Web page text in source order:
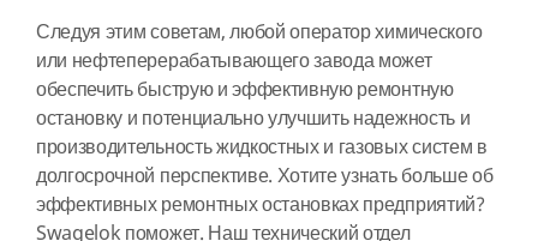
Следуя этим советам, любой оператор химического
или нефтеперерабатывающего завода может
обеспечить быструю и эффективную ремонтную
остановку и потенциально улучшить надежность и
производительность жидкостных и газовых систем в
долгосрочной перспективе. Хотите узнать больше об
эффективных ремонтных остановках предприятий?
Swagelok поможет. Наш технический отдел